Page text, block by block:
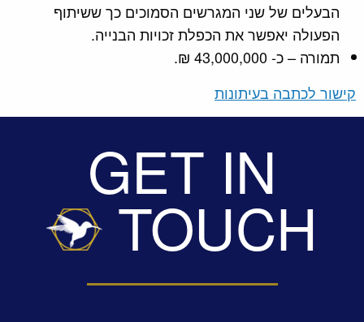
הבעלים של שני המגרשים הסמוכים כך ששיתוף
הפעולה יאפשר את הכפלת זכויות הבנייה.
תמורה – כ- 43,000,000 ₪.
קישור לכתבה בעיתונות
GET IN
TOUCH